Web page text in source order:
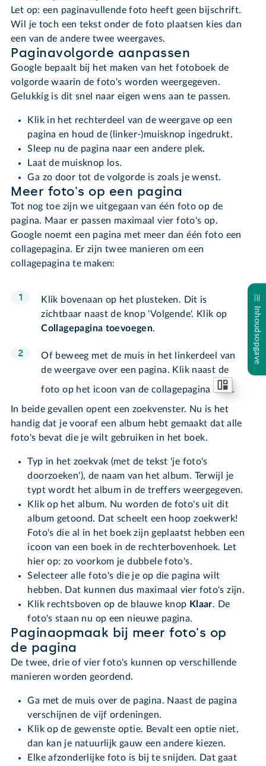
Let op: een paginavullende foto heeft geen bijschrift.
Wil je toch een tekst onder de foto plaatsen kies dan
een van de andere twee weergaves.
Paginavolgorde aanpassen
Google bepaalt bij het maken van het fotoboek de
volgorde waarin de foto's worden weergegeven.
Gelukkig is dit snel naar eigen wens aan te passen.
Klik in het rechterdeel van de weergave op een
pagina en houd de (linker-)muisknop ingedrukt.
Sleep nu de pagina naar een andere plek.
Laat de muisknop los.
Ga zo door tot de volgorde is zoals je wenst.
Meer foto's op een pagina
Tot nog toe zijn we uitgegaan van één foto op de
pagina. Maar er passen maximaal vier foto's op.
Google noemt een pagina met meer dan één foto een
collagepagina. Er zijn twee manieren om een
collagepagina te maken:
Klik bovenaan op het plusteken. Dit is
zichtbaar naast de knop 'Volgende'. Klik op
Collagepagina toevoegen.
Of beweeg met de muis in het linkerdeel van
de weergave over een pagina. Klik naast de
foto op het icoon van de collagepagina .
In beide gevallen opent een zoekvenster. Nu is het
handig dat je vooraf een album hebt gemaakt dat alle
foto's bevat die je wilt gebruiken in het boek.
Typ in het zoekvak (met de tekst 'je foto's
doorzoeken'), de naam van het album. Terwijl je
typt wordt het album in de treffers weergegeven.
Klik op het album. Nu worden de foto's uit dit
album getoond. Dat scheelt een hoop zoekwerk!
Foto's die al in het boek zijn geplaatst hebben een
icoon van een boek in de rechterbovenhoek. Let
hier op: zo voorkom je dubbele foto's.
Selecteer alle foto's die je op die pagina wilt
hebben. Dat kunnen dus maximaal vier foto's zijn.
Klik rechtsboven op de blauwe knop Klaar. De
foto's staan nu op een nieuwe pagina.
Paginaopmaak bij meer foto's op
de pagina
De twee, drie of vier foto's kunnen op verschillende
manieren worden geordend.
Ga met de muis over de pagina. Naast de pagina
verschijnen de vijf ordeningen.
Klik op de gewenste optie. Bevalt een optie niet,
dan kan je natuurlijk gauw een andere kiezen.
Elke afzonderlijke foto is bij te snijden. Dat gaat
Inhoudsopgave